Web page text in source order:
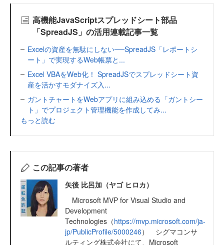
高機能JavaScriptスプレッドシート部品
「SpreadJS」の活用連載記事一覧
Excelの資産を無駄にしない──SpreadJS「レポートシ
ート」で実現するWeb帳票と...
Excel VBAをWeb化！ SpreadJSでスプレッドシート資
産を活かすモダナイズ入...
ガントチャートをWebアプリに組み込める「ガントシー
ト」でプロジェクト管理機能を作成してみ...
もっと読む
この記事の著者
矢後 比呂加（ヤゴ ヒロカ）
Microsoft MVP for Visual Studio and
Development
Technologies（https://mvp.microsoft.com/ja-
jp/PublicProfile/5000246） シグマコンサ
ルティング株式会社にて、Microsoft